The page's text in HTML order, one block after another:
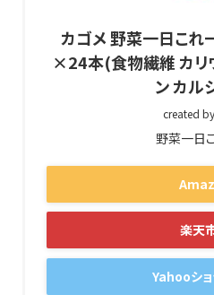
カゴメ 野菜一日こ
×24本(食物繊維 カリ
ン カル
created by
野菜一日
楽天
Yahooシ